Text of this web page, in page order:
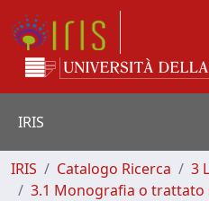
IRIS
IRIS Catalogo Ricerca
3
3.1 Monografia o trattato